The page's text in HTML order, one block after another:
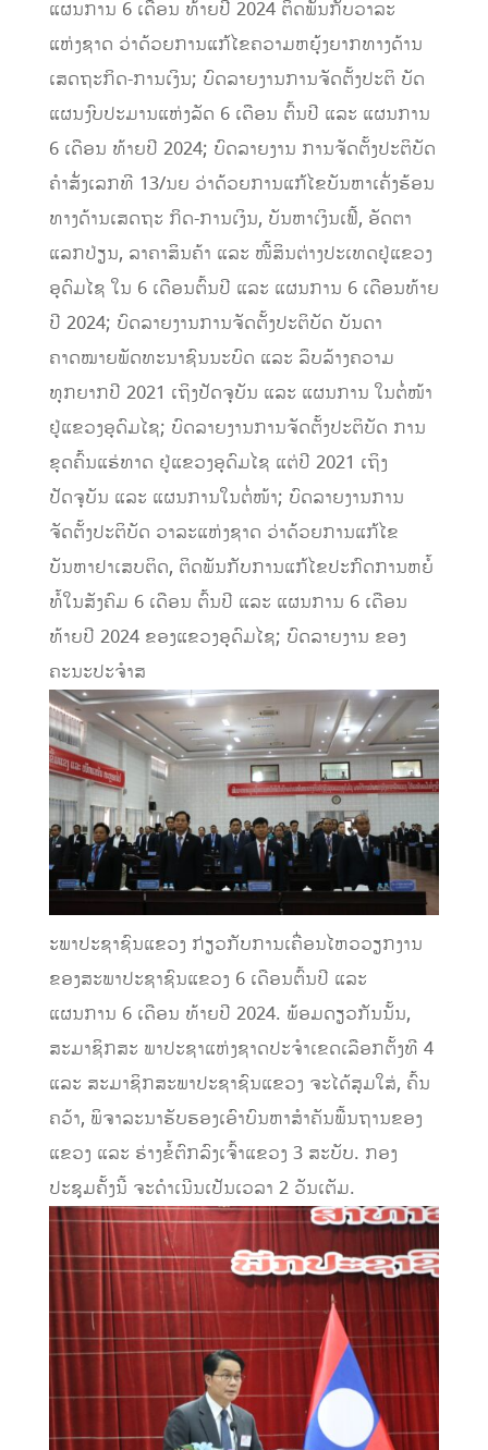
ແຜນການ 6 ເດືອນ ທ້າຍປີ 2024 ຕິດພັນກັບວາລະ
ແຫ່ງຊາດ ວ່າດ້ວຍການແກ້ໄຂຄວາມຫຍຸ້ງຍາກທາງດ້ານ
ເສດຖະກິດ-ການເງິນ; ບົດລາຍງານການຈັດຕັ້ງປະຕິ ບັດ
ແຜນງົບປະມານແຫ່ງລັດ 6 ເດືອນ ຕົ້ນປີ ແລະ ແຜນການ
6 ເດືອນ ທ້າຍປີ 2024; ບົດລາຍງານ ການຈັດຕັ້ງປະຕິບັດ
ຄໍາສັ່ງເລກທີ 13/ນຍ ວ່າດ້ວຍການແກ້ໄຂບັນຫາເຄັ່ງຮ້ອນ
ທາງດ້ານເສດຖະ ກິດ-ການເງິນ, ບັນຫາເງິນເຟີ້, ອັດຕາ
ແລກປ່ຽນ, ລາຄາສິນຄ້າ ແລະ ໜີ້ສິນຕ່າງປະເທດຢູ່ແຂວງ
ອຸດົມໄຊ ໃນ 6 ເດືອນຕົ້ນປີ ແລະ ແຜນການ 6 ເດືອນທ້າຍ
ປີ 2024; ບົດລາຍງານການຈັດຕັ້ງປະຕິບັດ ບັນດາ
ຄາດໝາຍພັດທະນາຊົນນະບົດ ແລະ ລຶບລ້າງຄວາມ
ທຸກຍາກປີ 2021 ເຖິງປັດຈຸບັນ ແລະ ແຜນການ ໃນຕໍ່ໜ້າ
ຢູ່ແຂວງອຸດົມໄຊ; ບົດລາຍງານການຈັດຕັ້ງປະຕິບັດ ການ
ຂຸດຄົ້ນແຮ່ທາດ ຢູ່ແຂວງອຸດົມໄຊ ແຕ່ປີ 2021 ເຖິງ
ປັດຈຸບັນ ແລະ ແຜນການໃນຕໍ່ໜ້າ; ບົດລາຍງານການ
ຈັດຕັ້ງປະຕິບັດ ວາລະແຫ່ງຊາດ ວ່າດ້ວຍການແກ້ໄຂ
ບັນຫາຢາເສບຕິດ, ຕິດພັນກັບການແກ້ໄຂປະກົດການຫຍໍ້
ທໍ້ໃນສັງຄົມ 6 ເດືອນ ຕົ້ນປີ ແລະ ແຜນການ 6 ເດືອນ
ທ້າຍປີ 2024 ຂອງແຂວງອຸດົມໄຊ; ບົດລາຍງານ ຂອງ
ຄະນະປະຈຳສ
ະພາປະຊາຊົນແຂວງ ກ່ຽວກັບການເຄື່ອນໄຫວວຽກງານ
ຂອງສະພາປະຊາຊົນແຂວງ 6 ເດືອນຕົ້ນປີ ແລະ
ແຜນການ 6 ເດືອນ ທ້າຍປີ 2024. ພ້ອມດຽວກັນນັ້ນ,
ສະມາຊິກສະ ພາປະຊາແຫ່ງຊາດປະຈໍາເຂດເລືອກຕັ້ງທີ 4
ແລະ ສະມາຊິກສະພາປະຊາຊົນແຂວງ ຈະໄດ້ສຸມໃສ່, ຄົ້ນ
ຄວ້າ, ພິຈາລະນາຮັບຮອງເອົາບົນຫາສໍາຄັນພື້ນຖານຂອງ
ແຂວງ ແລະ ຮ່າງຂໍ້ຕົກລົງເຈົ້າແຂວງ 3 ສະບັບ. ກອງ
ປະຊຸມຄັ້ງນີ້ ຈະດໍາເນີນເປັນເວລາ 2 ວັນເຕັມ.